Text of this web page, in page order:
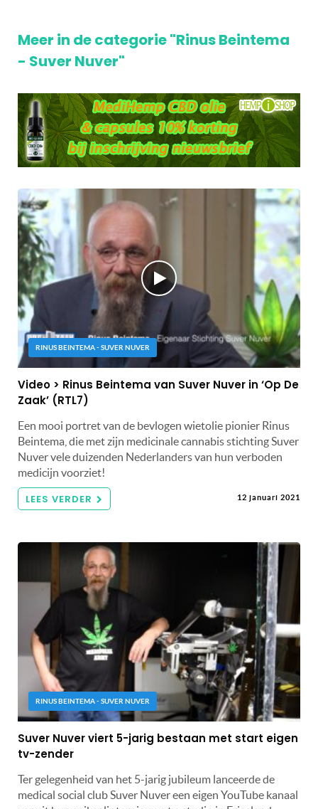
Meer in de categorie "Rinus Beintema
- Suver Nuver"
RINUS BEINTEMA - SUVER NUVER
Video > Rinus Beintema van Suver Nuver in ‘Op De
Zaak’ (RTL7)
Een mooi portret van de bevlogen wietolie pionier Rinus
Beintema, die met zijn medicinale cannabis stichting Suver
Nuver vele duizenden Nederlanders van hun verboden
medicijn voorziet!
LEES VERDER 12 januari 2021
RINUS BEINTEMA - SUVER NUVER
Suver Nuver viert 5-jarig bestaan met start eigen
tv-zender
Ter gelegenheid van het 5-jarig jubileum lanceerde de
medical social club Suver Nuver een eigen YouTube kanaal